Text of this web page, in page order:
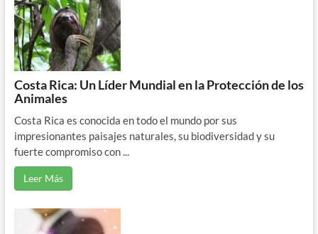
Costa Rica: Un Líder Mundial en la Protección de los
Animales
Costa Rica es conocida en todo el mundo por sus
impresionantes paisajes naturales, su biodiversidad y su
fuerte compromiso con ...
Leer Más